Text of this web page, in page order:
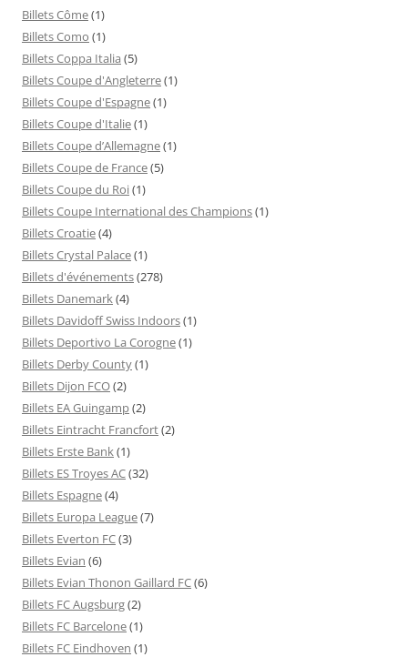
Billets Côme(1)
Billets Como (1)
Billets Coppa Italia (5)
Billets Coupe d'Angleterre(1)
Billets Coupe d'Espagne(1)
Billets Coupe d'Italie(1)
Billets Coupe d’Allemagne(1)
Billets Coupe de France(5)
Billets Coupe du Roi(1)
Billets Coupe International des Champions(1)
Billets Croatie(4)
Billets Crystal Palace(1)
Billets d'événements(278)
Billets Danemark(4)
Billets Davidoff Swiss Indoors(1)
Billets Deportivo La Corogne(1)
Billets Derby County(1)
Billets Dijon FCO(2)
Billets EA Guingamp(2)
Billets Eintracht Francfort(2)
Billets Erste Bank(1)
Billets ES Troyes AC(32)
Billets Espagne(4)
Billets Europa League(7)
Billets Everton FC(3)
Billets Evian (6)
Billets Evian Thonon Gaillard FC(6)
Billets FC Augsburg(2)
Billets FC Barcelone(1)
Billets FC Eindhoven (1)